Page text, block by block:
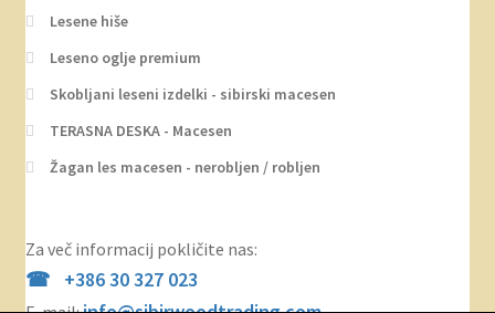
Lesene hiše
Leseno oglje premium
Skobljani leseni izdelki - sibirski macesen
TERASNA DESKA - Macesen
Žagan les macesen - nerobljen / robljen
Za več informacij pokličite nas:
+386 30 327 023